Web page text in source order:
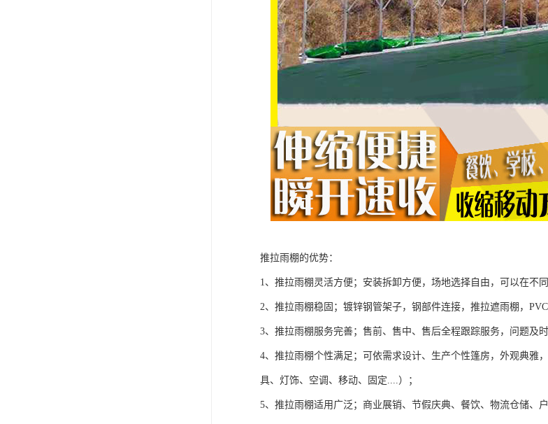
推拉雨棚的优势：
1、推拉雨棚灵活方便；安装拆卸方便，场地选择自由，可以在不同
2、推拉雨棚稳固；镀锌钢管架子，钢部件连接，推拉遮雨棚，
3、推拉雨棚服务完善；售前、售中、售后全程跟踪服务，问题及时
4、推拉雨棚个性满足；可依需求设计、生产个性篷房，外观典雅
具、灯饰、空调、移动、固定....）；
5、推拉雨棚适用广泛；商业展销、节假庆典、餐饮、物流仓储、